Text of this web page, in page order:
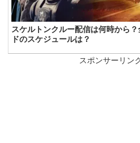
スケルトンクルー配信は何時から
ドのスケジュールは？
スポンサーリン